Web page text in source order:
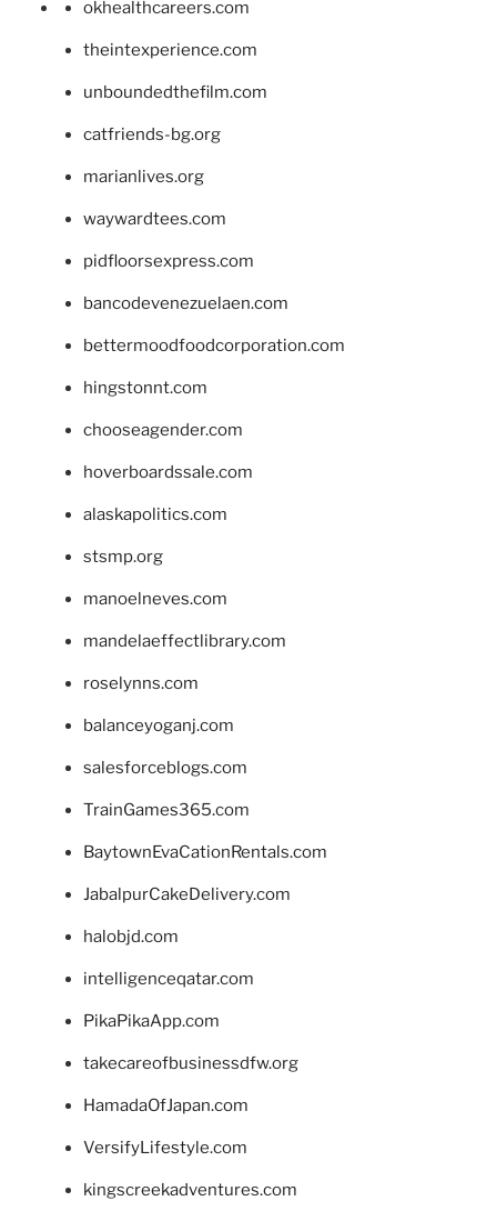
okhealthcareers.com
theintexperience.com
unboundedthefilm.com
catfriends-bg.org
marianlives.org
waywardtees.com
pidfloorsexpress.com
bancodevenezuelaen.com
bettermoodfoodcorporation.com
hingstonnt.com
chooseagender.com
hoverboardssale.com
alaskapolitics.com
stsmp.org
manoelneves.com
mandelaeffectlibrary.com
roselynns.com
balanceyoganj.com
salesforceblogs.com
TrainGames365.com
BaytownEvaCationRentals.com
JabalpurCakeDelivery.com
halobjd.com
intelligenceqatar.com
PikaPikaApp.com
takecareofbusinessdfw.org
HamadaOfJapan.com
VersifyLifestyle.com
kingscreekadventures.com